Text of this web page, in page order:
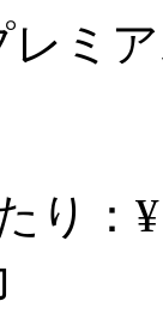
ミ
り：